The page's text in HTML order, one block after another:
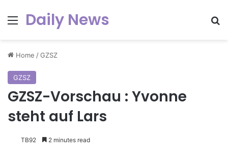
Menu
Daily News
Home /GZSZ
GZSZ
GZSZ-Vorschau : Yvonne
steht auf Lars
TB92 2 minutes read